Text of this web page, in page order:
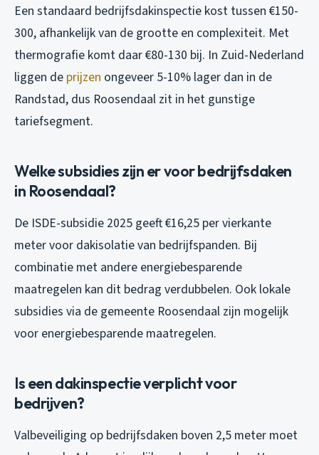
Een standaard bedrijfsdakinspectie kost tussen €150-
300, afhankelijk van de grootte en complexiteit. Met
thermografie komt daar €80-130 bij. In Zuid-Nederland
liggen de prijzen ongeveer 5-10% lager dan in de
Randstad, dus Roosendaal zit in het gunstige
tariefsegment.
Welke subsidies zijn er voor bedrijfsdaken
in Roosendaal?
De ISDE-subsidie 2025 geeft €16,25 per vierkante
meter voor dakisolatie van bedrijfspanden. Bij
combinatie met andere energiebesparende
maatregelen kan dit bedrag verdubbelen. Ook lokale
subsidies via de gemeente Roosendaal zijn mogelijk
voor energiebesparende maatregelen.
Is een dakinspectie verplicht voor
bedrijven?
Valbeveiliging op bedrijfsdaken boven 2,5 meter moet